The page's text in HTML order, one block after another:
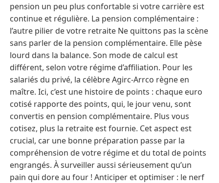
pension un peu plus confortable si votre carrière est
continue et régulière. La pension complémentaire :
l’autre pilier de votre retraite Ne quittons pas la scène
sans parler de la pension complémentaire. Elle pèse
lourd dans la balance. Son mode de calcul est
différent, selon votre régime d’affiliation. Pour les
salariés du privé, la célèbre Agirc-Arrco règne en
maître. Ici, c’est une histoire de points : chaque euro
cotisé rapporte des points, qui, le jour venu, sont
convertis en pension complémentaire. Plus vous
cotisez, plus la retraite est fournie. Cet aspect est
crucial, car une bonne préparation passe par la
compréhension de votre régime et du total de points
engrangés. À surveiller aussi sérieusement qu’un
pain qui dore au four ! Anticiper et optimiser : le nerf